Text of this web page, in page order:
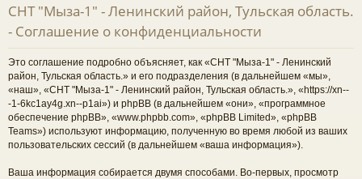
и ат
ел
и
ац
СНТ "Мыза-1" - Ленинский район, Тульская область.
- Соглашение о конфиденциальности
Это соглашение подробно объясняет, как «СНТ "Мыза-1" - Ленинский
район, Тульская область.» и его подразделения (в дальнейшем «мы»,
«наш», «СНТ "Мыза-1" - Ленинский район, Тульская область.», «https://xn--
-1-6kc1ay4g.xn--p1ai») и phpBB (в дальнейшем «они», «программное
обеспечение phpBB», «www.phpbb.com», «phpBB Limited», «phpBB
Teams») используют информацию, полученную во время любой из ваших
пользовательских сессий (в дальнейшем «ваша информация»).
Ваша информация собирается двумя способами. Во-первых, просмотр